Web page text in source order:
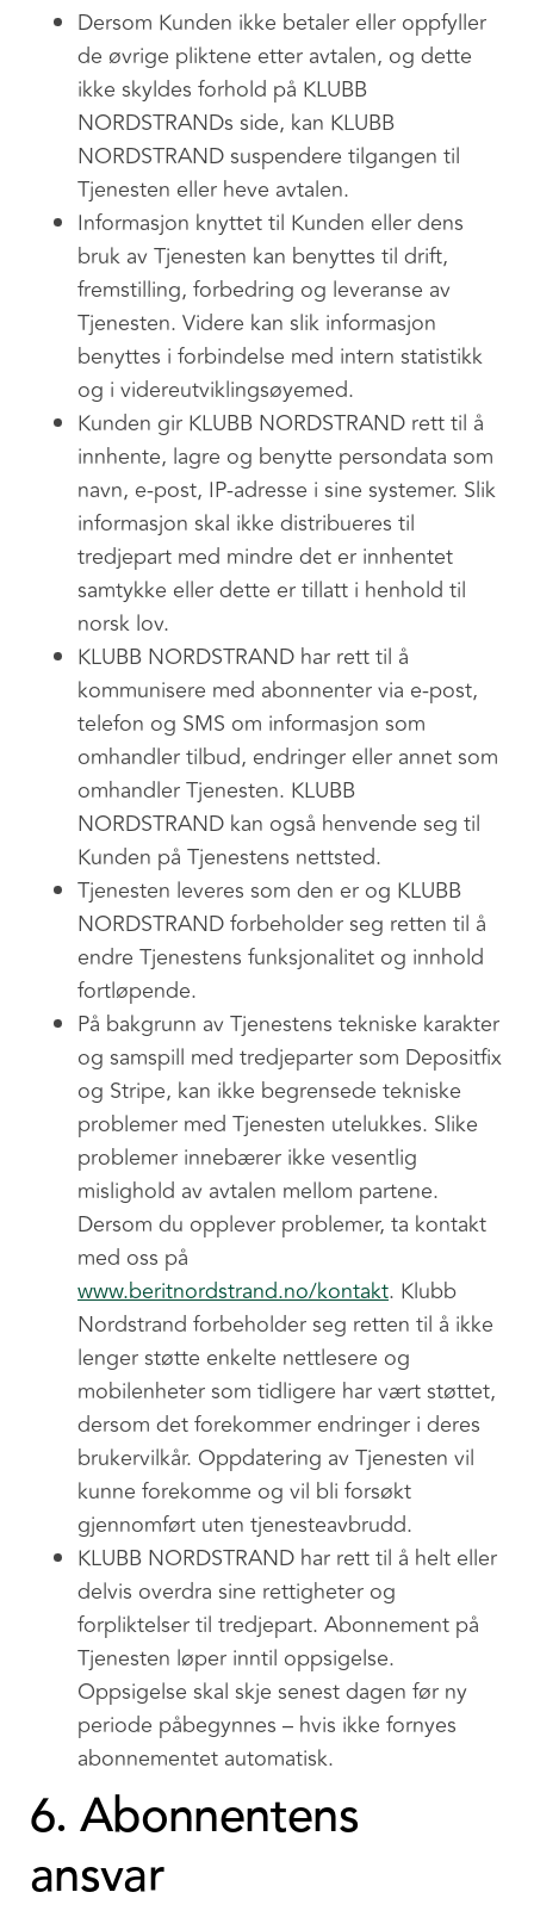
Dersom Kunden ikke betaler eller oppfyller
de øvrige pliktene etter avtalen, og dette
ikke skyldes forhold på KLUBB
NORDSTRANDs side, kan KLUBB
NORDSTRAND suspendere tilgangen til
Tjenesten eller heve avtalen.
Informasjon knyttet til Kunden eller dens
bruk av Tjenesten kan benyttes til drift,
fremstilling, forbedring og leveranse av
Tjenesten. Videre kan slik informasjon
benyttes i forbindelse med intern statistikk
og i videreutviklingsøyemed.
Kunden gir KLUBB NORDSTRAND rett til å
innhente, lagre og benytte persondata som
navn, e-post, IP-adresse i sine systemer. Slik
informasjon skal ikke distribueres til
tredjepart med mindre det er innhentet
samtykke eller dette er tillatt i henhold til
norsk lov.
KLUBB NORDSTRAND har rett til å
kommunisere med abonnenter via e-post,
telefon og SMS om informasjon som
omhandler tilbud, endringer eller annet som
omhandler Tjenesten. KLUBB
NORDSTRAND kan også henvende seg til
Kunden på Tjenestens nettsted.
Tjenesten leveres som den er og KLUBB
NORDSTRAND forbeholder seg retten til å
endre Tjenestens funksjonalitet og innhold
fortløpende.
På bakgrunn av Tjenestens tekniske karakter
og samspill med tredjeparter som Depositfix
og Stripe, kan ikke begrensede tekniske
problemer med Tjenesten utelukkes. Slike
problemer innebærer ikke vesentlig
mislighold av avtalen mellom partene.
Dersom du opplever problemer, ta kontakt
med oss på
www.beritnordstrand.no/kontakt. Klubb
Nordstrand forbeholder seg retten til å ikke
lenger støtte enkelte nettlesere og
mobilenheter som tidligere har vært støttet,
dersom det forekommer endringer i deres
brukervilkår. Oppdatering av Tjenesten vil
kunne forekomme og vil bli forsøkt
gjennomført uten tjenesteavbrudd.
KLUBB NORDSTRAND har rett til å helt eller
delvis overdra sine rettigheter og
forpliktelser til tredjepart. Abonnement på
Tjenesten løper inntil oppsigelse.
Oppsigelse skal skje senest dagen før ny
periode påbegynnes – hvis ikke fornyes
abonnementet automatisk.
6. Abonnentens
ansvar